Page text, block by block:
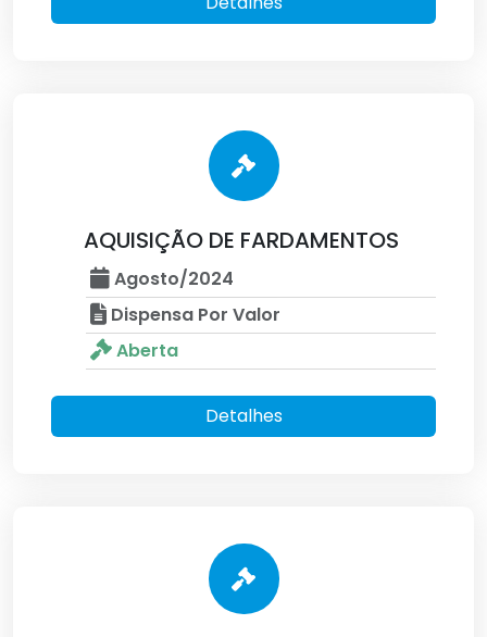
AQUISIÇÃO DE FARDAMENTOS
Agosto/2024
Dispensa Por Valor
Aberta
Detalhes